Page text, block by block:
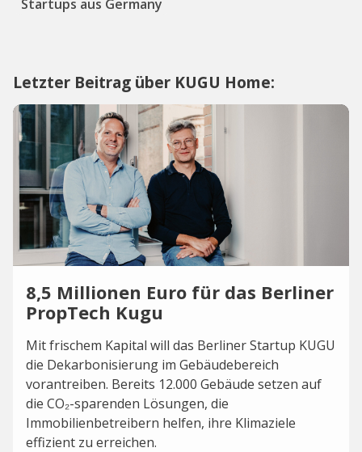
Startups aus Germany
Letzter Beitrag über KUGU Home:
8,5 Millionen Euro für das Berliner
PropTech Kugu
Mit frischem Kapital will das Berliner Startup KUGU
die Dekarbonisierung im Gebäudebereich
vorantreiben. Bereits 12.000 Gebäude setzen auf
die CO₂-sparenden Lösungen, die
Immobilienbetreibern helfen, ihre Klimaziele
effizient zu erreichen.